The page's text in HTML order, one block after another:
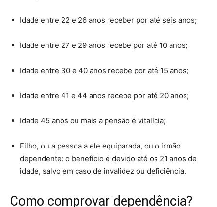
Idade entre 22 e 26 anos receber por até seis anos;
Idade entre 27 e 29 anos recebe por até 10 anos;
Idade entre 30 e 40 anos recebe por até 15 anos;
Idade entre 41 e 44 anos recebe por até 20 anos;
Idade 45 anos ou mais a pensão é vitalícia;
Filho, ou a pessoa a ele equiparada, ou o irmão
dependente: o benefício é devido até os 21 anos de
idade, salvo em caso de invalidez ou deficiência.
Como comprovar dependência?